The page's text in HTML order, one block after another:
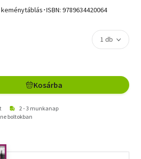
･ISBN: 9789634420064
Kosárba
2 - 3 munkanap
boltokban